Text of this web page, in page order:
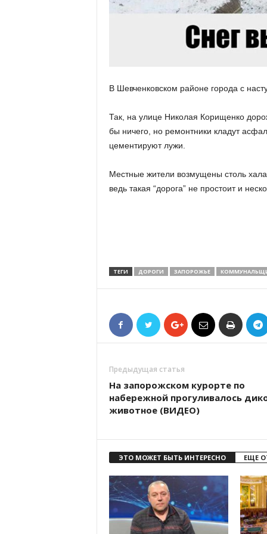
В Шевченковском районе города с
Так, на улице Николая Корищенко
бы ничего, но ремонтники кладут
цементируют лужи.
Местные жители возмущены столь
ведь такая “дорога” не простоит и
ТЕГИ ДОРОГИ ЗАПОРОЖЬЕ
Предыдущая статья
На запорожском курорте по
набережной прогуливалось
животное (ВИДЕО)
ЭТО МОЖЕТ БЫТЬ ИНТЕРЕСНО ЕЩЕ